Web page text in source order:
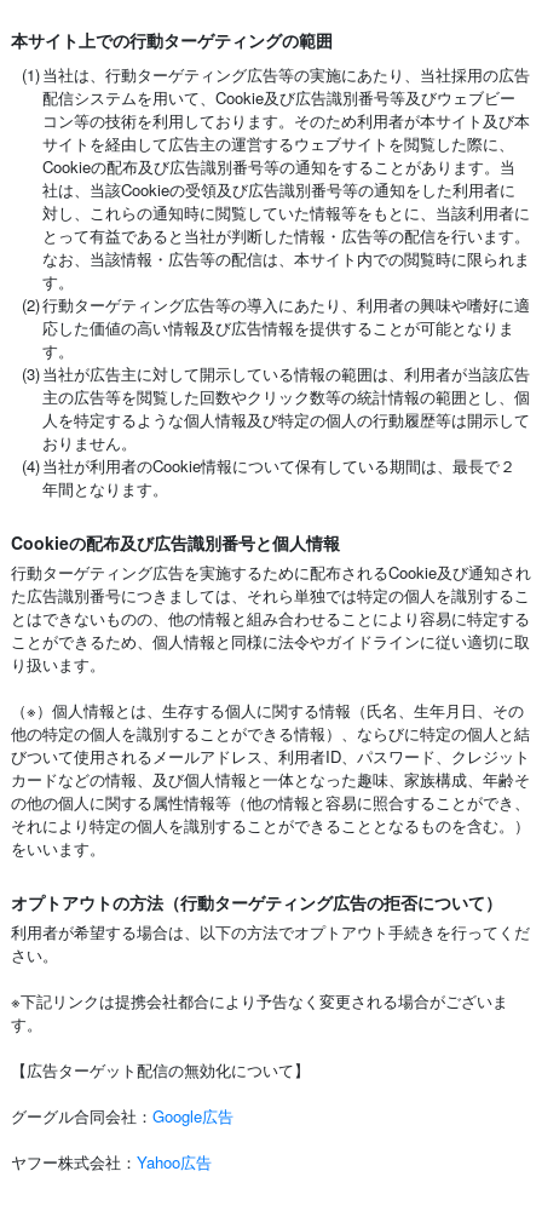
本サイト上での行動ターゲティングの範囲
(1)当社は、行動ターゲティング広告等の実施にあたり、当社採用の広告
配信システムを用いて、Cookie及び広告識別番号等及びウェブビー
コン等の技術を利用しております。そのため利用者が本サイト及び本
サイトを経由して広告主の運営するウェブサイトを閲覧した際に、
Cookieの配布及び広告識別番号等の通知をすることがあります。当
社は、当該Cookieの受領及び広告識別番号等の通知をした利用者に
対し、これらの通知時に閲覧していた情報等をもとに、当該利用者に
とって有益であると当社が判断した情報・広告等の配信を行います。
なお、当該情報・広告等の配信は、本サイト内での閲覧時に限られま
す。
(2)行動ターゲティング広告等の導入にあたり、利用者の興味や嗜好に適
応した価値の高い情報及び広告情報を提供することが可能となりま
す。
(3)当社が広告主に対して開示している情報の範囲は、利用者が当該広告
主の広告等を閲覧した回数やクリック数等の統計情報の範囲とし、個
人を特定するような個人情報及び特定の個人の行動履歴等は開示して
おりません。
(4)当社が利用者のCookie情報について保有している期間は、最長で２
年間となります。
Cookieの配布及び広告識別番号と個人情報
行動ターゲティング広告を実施するために配布されるCookie及び通知され
た広告識別番号につきましては、それら単独では特定の個人を識別するこ
とはできないものの、他の情報と組み合わせることにより容易に特定する
ことができるため、個人情報と同様に法令やガイドラインに従い適切に取
り扱います。
（※）個人情報とは、生存する個人に関する情報（氏名、生年月日、その
他の特定の個人を識別することができる情報）、ならびに特定の個人と結
びついて使用されるメールアドレス、利用者ID、パスワード、クレジット
カードなどの情報、及び個人情報と一体となった趣味、家族構成、年齢そ
の他の個人に関する属性情報等（他の情報と容易に照合することができ、
それにより特定の個人を識別することができることとなるものを含む。）
をいいます。
オプトアウトの方法（行動ターゲティング広告の拒否について）
利用者が希望する場合は、以下の方法でオプトアウト手続きを行ってくだ
さい。
※下記リンクは提携会社都合により予告なく変更される場合がございま
す。
【広告ターゲット配信の無効化について】
グーグル合同会社： Google広告
ヤフー株式会社： Yahoo広告